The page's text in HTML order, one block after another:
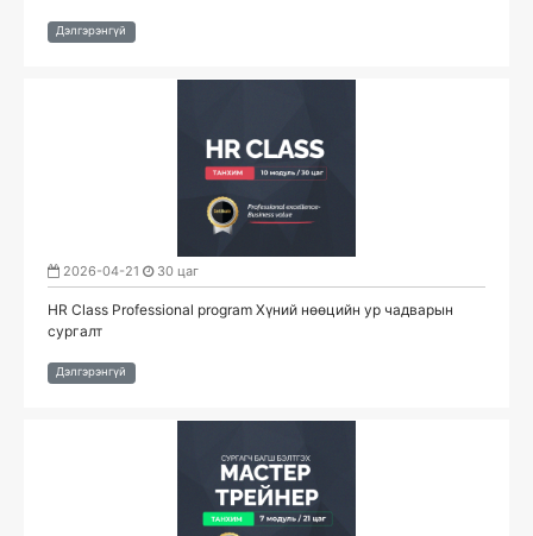
Дэлгэрэнгүй
2026-04-21 30 цаг
HR Class Professional program Хүний нөөцийн ур чадварын
сургалт
Дэлгэрэнгүй